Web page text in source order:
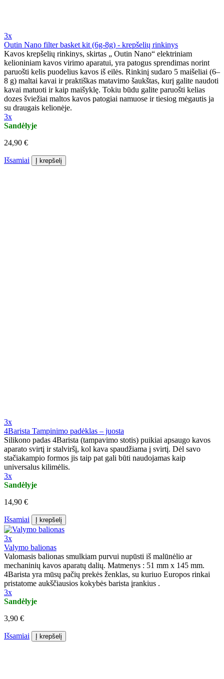
3x
Outin Nano filter basket kit (6g-8g) - krepšelių rinkinys
Kavos krepšelių rinkinys, skirtas „ Outin Nano“ elektriniam
kelioniniam kavos virimo aparatui, yra patogus sprendimas norint
paruošti kelis puodelius kavos iš eilės. Rinkinį sudaro 5 maišeliai (6–
8 g) maltai kavai ir praktiškas matavimo šaukštas, kurį galite naudoti
kavai matuoti ir kaip maišyklę. Tokiu būdu galite paruošti kelias
dozes šviežiai maltos kavos patogiai namuose ir tiesiog mėgautis ja
su draugais kelionėje.
3x
Sandėlyje
24,90 €
Išsamiai Į krepšelį
3x
4Barista Tampinimo padėklas – juosta
Silikono padas 4Barista (tampavimo stotis) puikiai apsaugo kavos
aparato svirtį ir stalviršį, kol kava spaudžiama į svirtį. Dėl savo
stačiakampio formos jis taip pat gali būti naudojamas kaip
universalus kilimėlis.
3x
Sandėlyje
14,90 €
Išsamiai Į krepšelį
3x
Valymo balionas
Valomasis balionas smulkiam purvui nupūsti iš malūnėlio ar
mechaninių kavos aparatų dalių. Matmenys : 51 mm x 145 mm.
4Barista yra mūsų pačių prekės ženklas, su kuriuo Europos rinkai
pristatome aukščiausios kokybės barista įrankius .
3x
Sandėlyje
3,90 €
Išsamiai Į krepšelį